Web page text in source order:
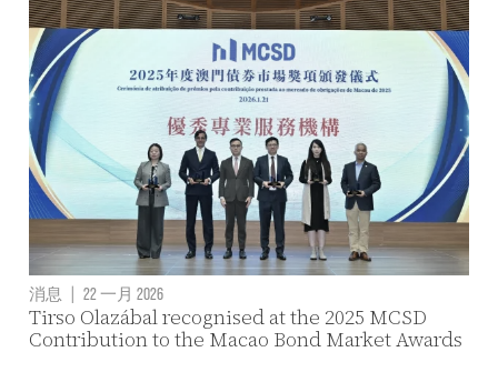
消息 | 22 一月 2026
Tirso Olazábal recognised at the 2025 MCSD
Contribution to the Macao Bond Market Awards